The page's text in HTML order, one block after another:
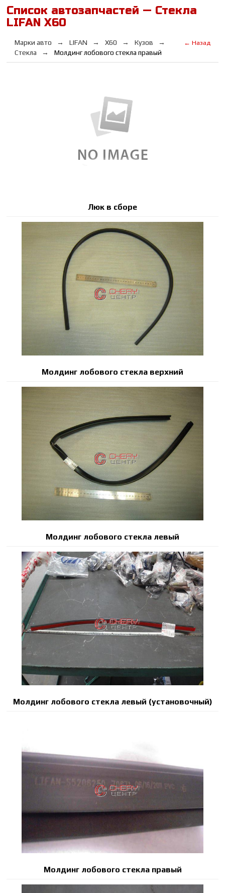
Список автозапчастей — Стекла
LIFAN Х60
Марки авто LIFAN Х60
Кузов
Стекла
Молдинг лобового стекла правый
← Назад
Люк в сборе
Молдинг лобового стекла верхний
Молдинг лобового стекла левый
Молдинг лобового стекла левый (установочный)
Молдинг лобового стекла правый